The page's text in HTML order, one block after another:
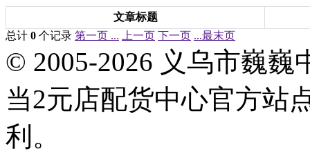
文章标题
总计 0 个记录 第一页 ... 上一页 下一页 ...最末页
© 2005-2026 义乌市巍
当2元店配货中心官方站
利。